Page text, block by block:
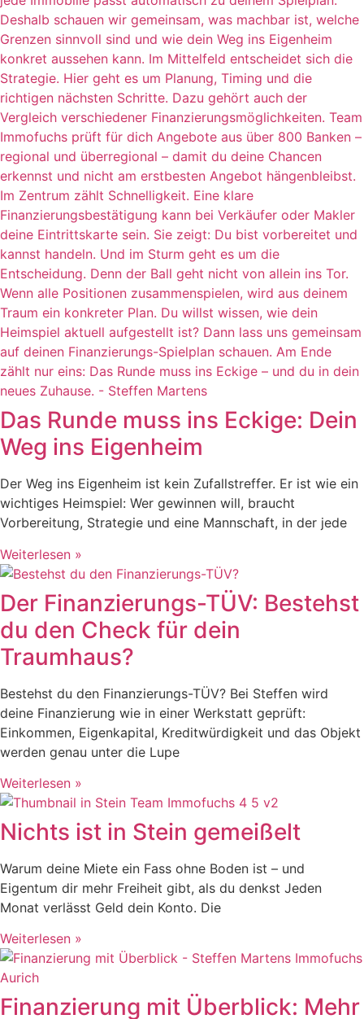
Das Runde muss ins Eckige: Dein
Weg ins Eigenheim
Der Weg ins Eigenheim ist kein Zufallstreffer. Er ist wie ein
wichtiges Heimspiel: Wer gewinnen will, braucht
Vorbereitung, Strategie und eine Mannschaft, in der jede
Weiterlesen »
Der Finanzierungs-TÜV: Bestehst
du den Check für dein
Traumhaus?
Bestehst du den Finanzierungs-TÜV? Bei Steffen wird
deine Finanzierung wie in einer Werkstatt geprüft:
Einkommen, Eigenkapital, Kreditwürdigkeit und das Objekt
werden genau unter die Lupe
Weiterlesen »
Nichts ist in Stein gemeißelt
Warum deine Miete ein Fass ohne Boden ist – und
Eigentum dir mehr Freiheit gibt, als du denkst Jeden
Monat verlässt Geld dein Konto. Die
Weiterlesen »
Finanzierung mit Überblick: Mehr